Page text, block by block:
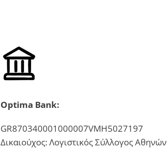
Optima Bank:
GR870340001000007VMH5027197
Δικαιούχος: Λογιστικός Σύλλογος Αθηνών